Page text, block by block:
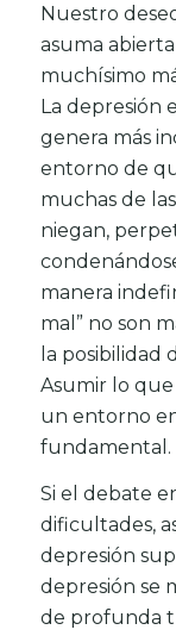
Nuestro
asuma
muchísimo
La depresión
genera más
entorno de
muchas de
niegan,
manera
mal” no son
la posibilidad
Asumir lo
un entorno
fundamental.
Si el debate
dificultades,
depresión
depresión se
de profunda